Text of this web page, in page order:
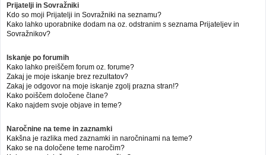
Prijatelji in Sovražniki
Kdo so moji Prijatelji in Sovražniki na seznamu?
Kako lahko uporabnike dodam na oz. odstranim s seznama Prijateljev in
Sovražnikov?
Iskanje po forumih
Kako lahko preiščem forum oz. forume?
Zakaj je moje iskanje brez rezultatov?
Zakaj je odgovor na moje iskanje zgolj prazna stran!?
Kako poiščem določene člane?
Kako najdem svoje objave in teme?
Naročnine na teme in zaznamki
Kakšna je razlika med zaznamki in naročninami na teme?
Kako se na določene teme naročim?